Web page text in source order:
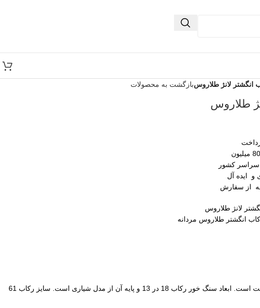
انگشتر لانژ طلاروسبازگشت به محصولات
طلاروس
سراسر کشور
و ایده آل
از سفارش
لانژ طلاروس
انگشتر طلاروس مردانه
است. رنگ رکاب انگشتر ثابت و کاملا ضدحساسیت است. ابعاد سنگ خور رکاب 18 در 13 و پایه آن از مدل شیاری است. سایز رکاب 61